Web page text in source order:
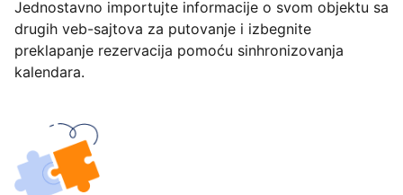
Jednostavno importujte informacije o svom objektu sa
drugih veb-sajtova za putovanje i izbegnite
preklapanje rezervacija pomoću sinhronizovanja
kalendara.